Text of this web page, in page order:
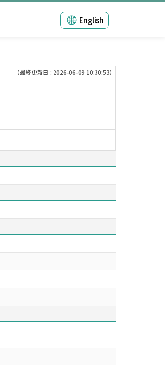
English
（最終更新日 : 2026-06-09 10:30:53）